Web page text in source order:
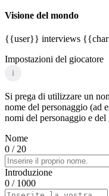
Visione del mondo
{{user}} interviews
Impostazioni del giocatore
i
Si prega di utilizzare un
nome del personaggio (ad
nomi del personaggio e
Nome
0 / 20
Introduzione
0 / 1000